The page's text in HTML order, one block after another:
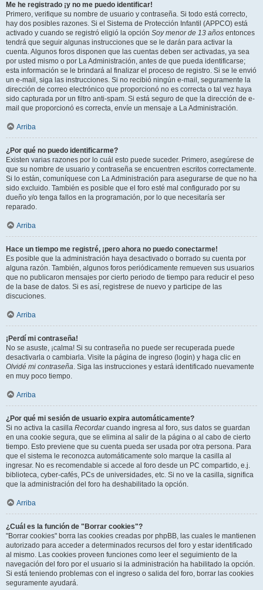
Me he registrado ¡y no me puedo identificar!
Primero, verifique su nombre de usuario y contraseña. Si todo está correcto,
hay dos posibles razones. Si el Sistema de Protección Infantil (APPCO) está
activado y cuando se registró eligió la opción Soy menor de 13 años entonces
tendrá que seguir algunas instrucciones que se le darán para activar la
cuenta. Algunos foros disponen que las cuentas deben ser activadas, ya sea
por usted mismo o por La Administración, antes de que pueda identificarse;
esta información se le brindará al finalizar el proceso de registro. Si se le envió
un e-mail, siga las instrucciones. Si no recibió ningún e-mail, seguramente la
dirección de correo electrónico que proporcionó no es correcta o tal vez haya
sido capturada por un filtro anti-spam. Si está seguro de que la dirección de e-
mail que proporcionó es correcta, envíe un mensaje a La Administración.
Arriba
¿Por qué no puedo identificarme?
Existen varias razones por lo cuál esto puede suceder. Primero, asegúrese de
que su nombre de usuario y contraseña se encuentren escritos correctamente.
Si lo están, comuníquese con La Administración para asegurarse de que no ha
sido excluido. También es posible que el foro esté mal configurado por su
dueño y/o tenga fallos en la programación, por lo que necesitaría ser
reparado.
Arriba
Hace un tiempo me registré, ¡pero ahora no puedo conectarme!
Es posible que la administración haya desactivado o borrado su cuenta por
alguna razón. También, algunos foros periódicamente remueven sus usuarios
que no publicaron mensajes por cierto periodo de tiempo para reducir el peso
de la base de datos. Si es así, registrese de nuevo y participe de las
discuciones.
Arriba
¡Perdí mi contraseña!
No se asuste, ¡calma! Si su contraseña no puede ser recuperada puede
desactivarla o cambiarla. Visite la página de ingreso (login) y haga clic en
Olvidé mi contraseña. Siga las instrucciones y estará identificado nuevamente
en muy poco tiempo.
Arriba
¿Por qué mi sesión de usuario expira automáticamente?
Si no activa la casilla Recordarcuando ingresa al foro, sus datos se guardan
en una cookie segura, que se elimina al salir de la página o al cabo de cierto
tiempo. Esto previene que su cuenta pueda ser usada por otra persona. Para
que el sistema le reconozca automáticamente solo marque la casilla al
ingresar. No es recomendable si accede al foro desde un PC compartido, e.j.
biblioteca, cyber-cafés, PCs de universidades, etc. Si no ve la casilla, significa
que la administración del foro ha deshabilitado la opción.
Arriba
¿Cuál es la función de "Borrar cookies"?
"Borrar cookies" borra las cookies creadas por phpBB, las cuales le mantienen
autorizado para acceder a determinados recursos del foro y estar identificado
al mismo. Las cookies proveen funciones como leer el seguimiento de la
navegación del foro por el usuario si la administración ha habilitado la opción.
Si está teniendo problemas con el ingreso o salida del foro, borrar las cookies
seguramente ayudará.